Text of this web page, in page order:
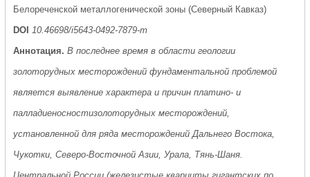
Белореченской металлогенической зоны (Северный Кавказ)
DOI
10.46698/i5643-0492-7879-m
Аннотация. В последнее время в области геологии
золоторудных месторождений фундаментальной проблемой
является выявление характера и причин платино- и
палладиеносностизолоторудных месторождений,
установленной для ряда месторождений Дальнего Востока,
Чукотки, Северо-Восточной Азии, Урала, Тянь-Шаня.